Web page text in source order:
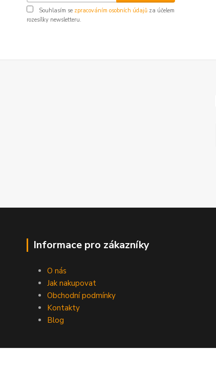
Souhlasím se zpracováním osobních údajů za účelem
rozesílky newsletteru.
Informace pro zákazníky
O nás
Jak nakupovat
Obchodní podmínky
Kontakty
Blog